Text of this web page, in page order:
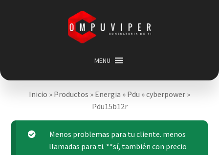
Saltar
navegación
contenido
MENU
Inicio
Categorias
Expandir
hijo
Carrito
Inicio » Productos » Energia » Pdu »cyberpower »
Pdu15b12r
Menos problemas para tu cliente. menos
llamadas para ti. **sí, también con precio